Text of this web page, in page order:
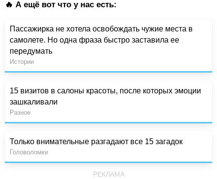
🔥 А ещё вот что у нас есть:
Пассажирка не хотела освобождать чужие места в
самолете. Но одна фраза быстро заставила ее
передумать
Истории
15 визитов в салоны красоты, после которых эмоции
зашкаливали
Разное
Только внимательные разгадают все 15 загадок
Головоломки
РЕКЛАМА